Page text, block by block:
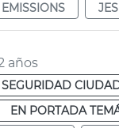
años
SEGURIDAD
EN PORTADA